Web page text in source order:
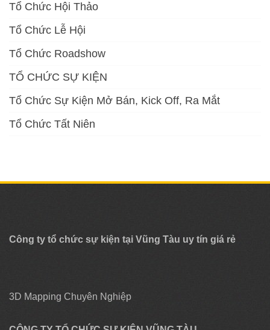
Tổ Chức Hội Thảo
Tổ Chức Lễ Hội
Tổ Chức Roadshow
TỔ CHỨC SỰ KIỆN
Tổ Chức Sự Kiện Mở Bán, Kick Off, Ra Mắt
Tổ Chức Tất Niên
Công ty tổ chức sự kiện tại Vũng Tàu uy tín giá rẻ
3D Mapping Chuyên Nghiệp